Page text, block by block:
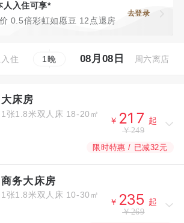
人入住可享*
0.5倍彩虹如愿豆 12点退房
去登录
入住 1晚 08月08日 周六离店
大床房
1张1.8米双人床 18-20㎡
￥  
起
￥249
限时特惠 / 已减32元
商务大床房
1张1.8米双人床 10-30㎡
￥ 
起
￥269